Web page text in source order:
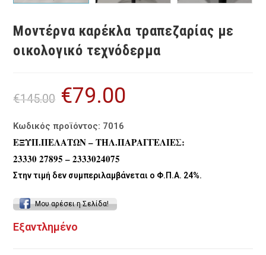
Μοντέρνα καρέκλα τραπεζαρίας με
οικολογικό τεχνόδερμα
€145.00
Original
price
was:
€79.00
Κωδικός προϊόντος: 7016
ΕΞΥΠ.ΠΕΛΑΤΩΝ – ΤΗΛ.ΠΑΡΑΓΓΕΛΙΕΣ:
23330 27895 – 2333024075
Στην τιμή δεν συμπεριλαμβάνεται ο Φ.Π.Α. 24%.
Μου αρέσει η Σελίδα!
Εξαντλημένο